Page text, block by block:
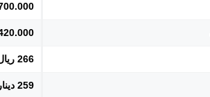
7.700.000
420.000
266 ريال
259 دينار